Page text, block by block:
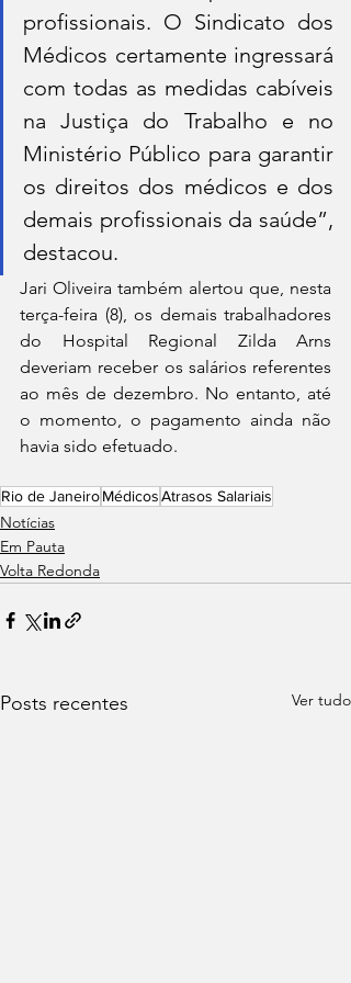
profissionais. O Sindicato dos
Médicos certamente ingressará
com todas as medidas cabíveis
na Justiça do Trabalho e no
Ministério Público para garantir
os direitos dos médicos e dos
demais profissionais da saúde”,
destacou.
Jari Oliveira também alertou que, nesta
terça-feira (8), os demais trabalhadores
do Hospital Regional Zilda Arns
deveriam receber os salários referentes
ao mês de dezembro. No entanto, até
o momento, o pagamento ainda não
havia sido efetuado.
Rio de JaneiroMédicosAtrasos Salariais
Notícias
Em Pauta
Volta Redonda
Posts recentes Ver tudo